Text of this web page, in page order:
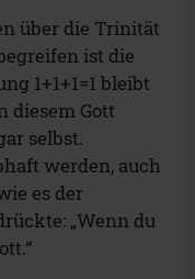
über die Trinität
ist die
1+1+1=1 bleibt
diesem Gott
selbst.
werden, auch
es der
„Wenn du